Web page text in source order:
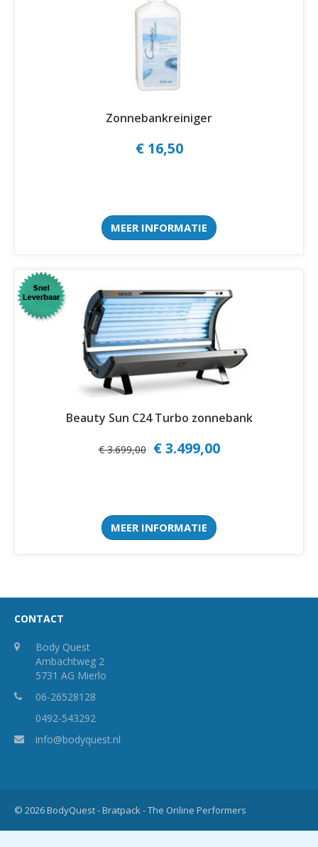
Zonnebankreiniger
€ 16,50
MEER INFORMATIE
Beauty Sun C24 Turbo zonnebank
€ 3.699,00 € 3.499,00
MEER INFORMATIE
CONTACT
Body Quest
Ambachtweg 2
5731 AG Mierlo
06-26528128
0492-543292
info@bodyquest.nl
© 2026 BodyQuest -Bratpack - The Online Performers